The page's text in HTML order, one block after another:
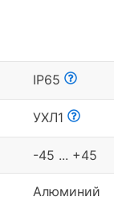
IP65
УХЛ1
-45 ... +45
Алюминий